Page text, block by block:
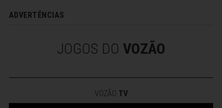
ADVERTÊNCIAS
JOGOS DO VOZÃO
VOZÃO TV